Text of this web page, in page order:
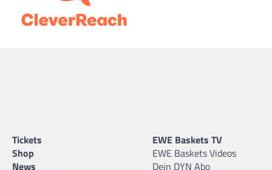
Tickets
Shop
News
EWE Baskets TV
EWE Baskets Videos
Dein DYN Abo